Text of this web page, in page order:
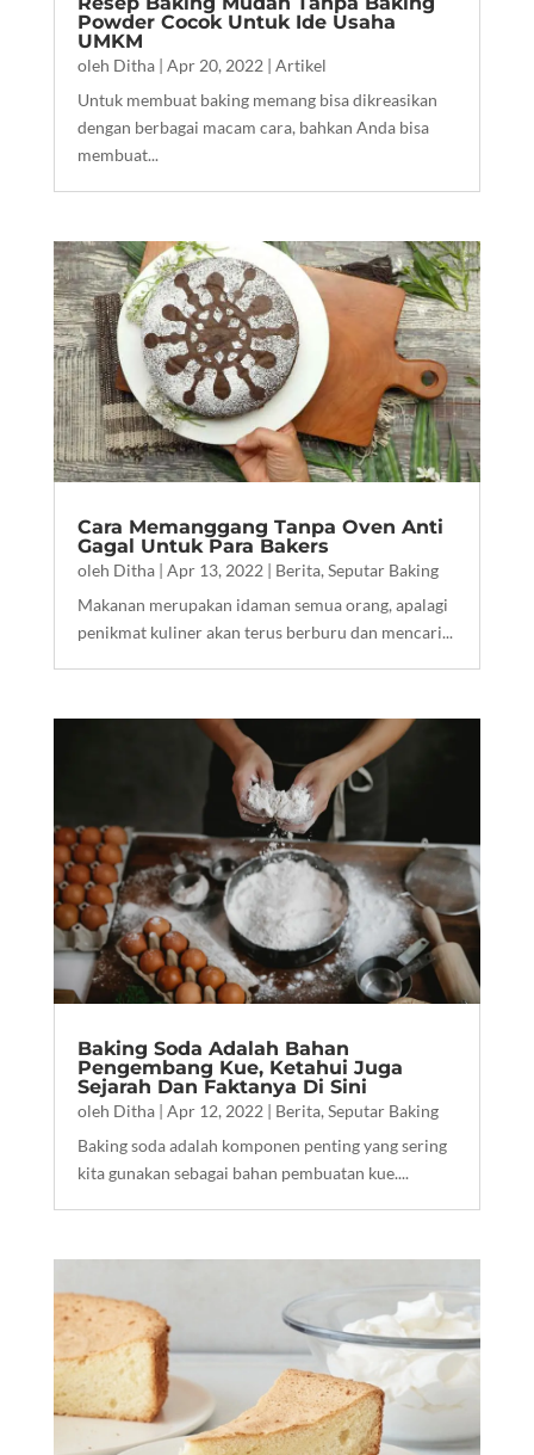
Powder Cocok Untuk Ide Usaha
UMKM
oleh Ditha| Apr 20, 2022 | Artikel
Untuk membuat baking memang bisa dikreasikan
dengan berbagai macam cara, bahkan Anda bisa
membuat...
Cara Memanggang Tanpa Oven Anti
Gagal Untuk Para Bakers
oleh Ditha| Apr 13, 2022 | Berita, Seputar Baking
Makanan merupakan idaman semua orang, apalagi
penikmat kuliner akan terus berburu dan mencari...
Baking Soda Adalah Bahan
Pengembang Kue, Ketahui Juga
Sejarah Dan Faktanya Di Sini
oleh Ditha| Apr 12, 2022 | Berita, Seputar Baking
Baking soda adalah komponen penting yang sering
kita gunakan sebagai bahan pembuatan kue....